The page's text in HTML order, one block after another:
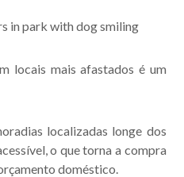
locais mais afastados é um
localizadas longe dos
o que torna a compra
doméstico.